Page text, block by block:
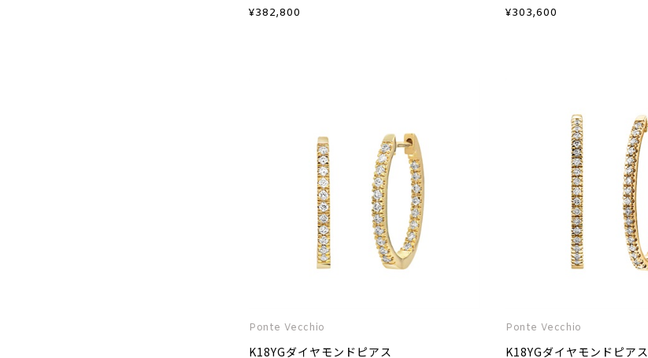
¥382,800 ¥303,600
Ponte Vecchio
K18YGダイヤモンドピアス
Ponte Vecchio
K18YGダイヤモンドピアス